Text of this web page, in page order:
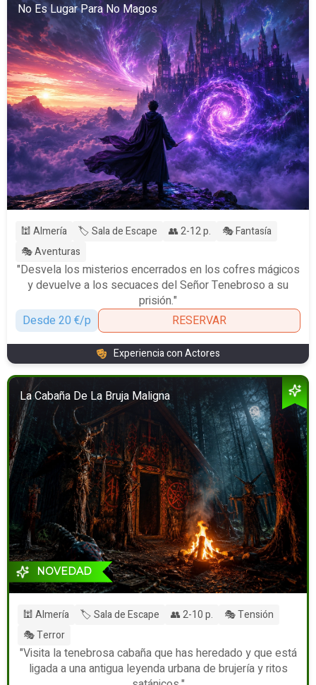
No Es Lugar Para No Magos
🕍 Almería 🏷️ Sala de Escape 👥 2-12 p.
🎭 Fantasía
🎭 Aventuras
"Desvela los misterios encerrados en los cofres mágicos
y devuelve a los secuaces del Señor Tenebroso a su
prisión."
Desde 20 €/p
RESERVAR
Experiencia con Actores
La Cabaña De La Bruja Maligna
NOVEDAD
🕍 Almería 🏷️ Sala de Escape 👥 2-10 p.
🎭 Tensión
🎭 Terror
"Visita la tenebrosa cabaña que has heredado y que está
ligada a una antigua leyenda urbana de brujería y ritos